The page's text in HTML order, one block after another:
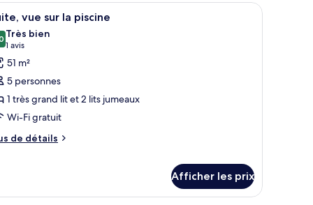
mur.bureau avec une télévision et une vue sur l’extérieur.
:
Une chambre d’hôtel avec un grand lit, un
8 vue sur la piscine
sur 10
Très bien
1 avis
(1 avis)
51 m²
5 personnes
1 très grand lit et 2 lits jumeaux
Wi-Fi gratuit
de détails
Afficher les prix